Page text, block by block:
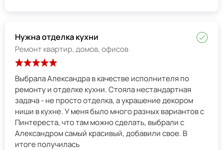
Нужна отделка кухни
Ремонт квартир, домов, офисов
Выбрала Александра в качестве исполнителя по
ремонту и отделке кухни. Стояла нестандартная
задача - не просто отделка, а украшение декором
ниши в кухне. У меня было много разных вариантов с
Пинтереста, что там можно сделать, выбрали с
Александром самый красивый, добавили свое. В
итоге получилась